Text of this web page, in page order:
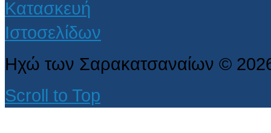
Ηχώ των Σαρακατσαναίων ©
Scroll to Top